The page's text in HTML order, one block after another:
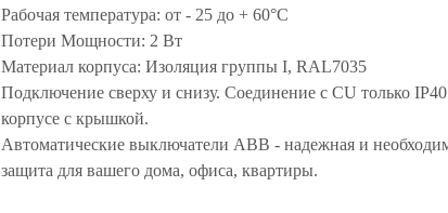
Рабочая температура: от - 25 до + 60°С
Потери Мощности: 2 Вт
Материал корпуса: Изоляция группы I, RAL7035
Подключение сверху и снизу. Соединение с CU только
корпусе с крышкой.
Автоматические выключатели ABB - надежная и
защита для вашего дома, офиса, квартиры.